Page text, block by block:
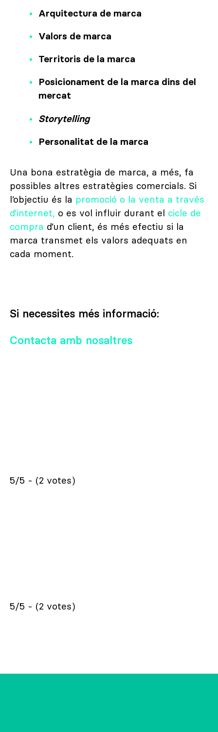
Arquitectura de marca
Valors de marca
Territoris de la marca
Posicionament de la marca dins del
mercat
Storytelling
Personalitat de la marca
Una bona estratègia de marca, a més, fa
possibles altres estratègies comercials. Si
l’objectiu és la promoció o la venta a través
d’internet, o es vol influir durant el cicle de
compra d’un client, és més efectiu si la
marca transmet els valors adequats en
cada moment.
Si necessites més informació:
Contacta amb nosaltres
5/5 - (2 votes)
5/5 - (2 votes)